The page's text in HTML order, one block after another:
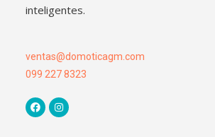
inteligentes.
ventas@domoticagm.com
099 227 8323